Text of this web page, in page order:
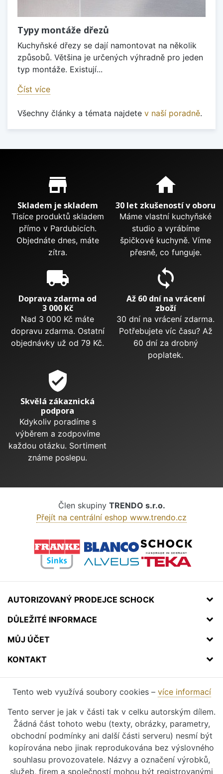
Typy montáže dřezů
Kuchyňské dřezy se dají namontovat na několik
způsobů. Většina je určených výhradně pro jeden
typ montáže. Existují...
Číst více
Všechny články a témata najdete v naší poradně.
Proč nakupovat u nás?
store_mall_directory
Skladem je skladem
Tisíce produktů skladem
přímo v Pardubicích.
Objednáte dnes, máte
zítra.
home
30 let zkušeností v oboru
Máme vlastní kuchyňské
studio a vyrábíme
špičkové kuchyně. Víme
přesně, co funguje.
local_shipping
Doprava zdarma od
3 000 Kč
Nad 3 000 Kč máte
dopravu zdarma. Ostatní
objednávky už od 79 Kč.
sync
Až 60 dní na vrácení
zboží
30 dní na vrácení zdarma.
Potřebujete víc času? Až
60 dní za drobný
poplatek.
verified_user
Skvělá zákaznická
podpora
Kdykoliv poradíme s
výběrem a zodpovíme
každou otázku. Sortiment
známe poslepu.
Člen skupiny TRENDO s.r.o.
Přejít na centrální eshop www.trendo.cz
AUTORIZOVANÝ PRODEJCE SCHOCK
DŮLEŽITÉ INFORMACE
MŮJ ÚČET
KONTAKT
Tento web využívá soubory cookies – více informací
Tento server je jak v části tak v celku autorským dílem.
Žádná část tohoto webu (texty, obrázky, parametry,
obchodní podmínky ani další části serveru) nesmí být
kopírována nebo jinak reprodukována bez výslovného
souhlasu provozovatele. Názvy a označení výrobků,
služeb, firem a společností mohou být registrovanými